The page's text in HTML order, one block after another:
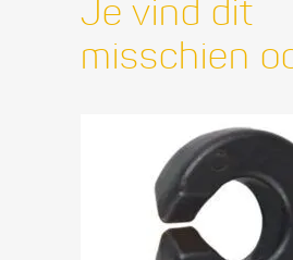
Je vind dit
misschien